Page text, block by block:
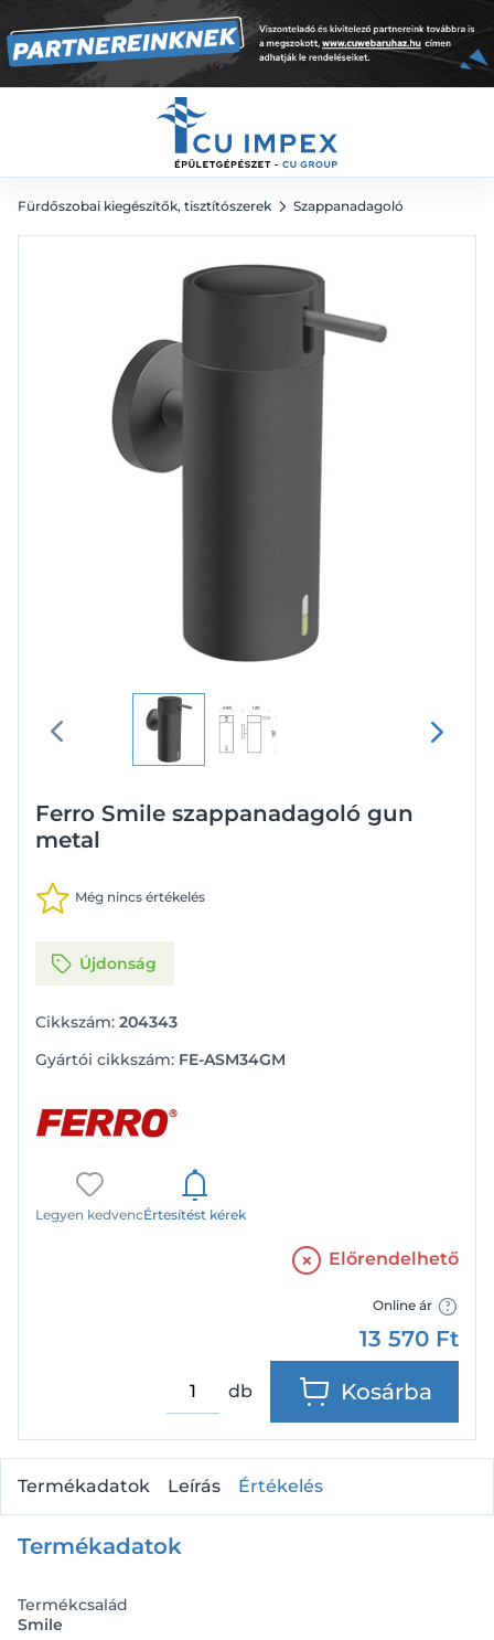
Fürdőszobai kiegészítők, tisztítószerek Szappanadagoló
Ferro Smile szappanadagoló gun
metal
Még nincs értékelés
Újdonság
Cikkszám: 204343
Gyártói cikkszám: FE-ASM34GM
Legyen kedvencÉrtesítést kérek
Előrendelhető
Online ár
13 570 Ft
db Kosárba
13 570 Ft
Termékadatok Leírás Értékelés
Termékadatok
Termékcsalád
Smile